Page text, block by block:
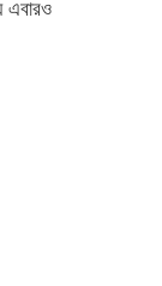
এবারও